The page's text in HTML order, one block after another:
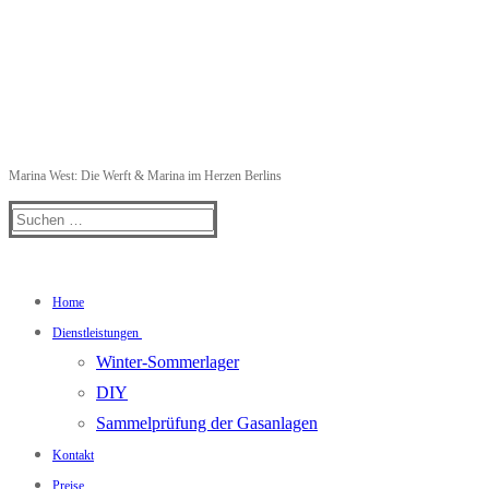
Marina West: Die Werft & Marina im Herzen Berlins
Suchen
Home
Dienstleistungen
Winter-Sommerlager
DIY
Sammelprüfung der Gasanlagen
Kontakt